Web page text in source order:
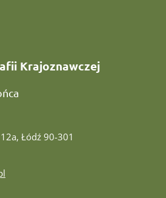
Krajoznawczej
Łódź 90-301